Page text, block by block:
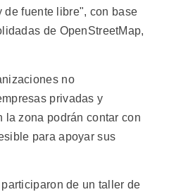
de fuente libre", con base
de OpenStreetMap,
no
privadas y
la zona podrán contar con
para apoyar sus
de un taller de